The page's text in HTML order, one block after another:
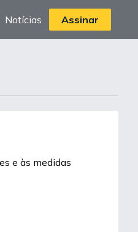
Notícias Assinar
e às medidas